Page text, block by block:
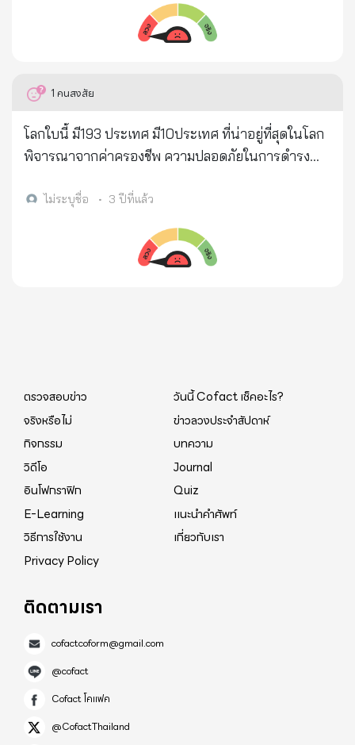
หวัดใหญ่ในเดือนกันยายน 2019 มีอยู่ไม่น้อยที่ตายจาก
เชื้อไวรัสโควิด-19 นี้ (เกิดก่อนการระบาดที่อู่ฮั่น) - ต่อ
ควบคุมและป้องกันโรคแห่งสหรัฐอเมริกาว่า ผู้ป่วยราย
แรกของอเมริกาเกิดขึ้นตอนไหน? ชื่ออะไร? อยู่โรง
พยาบาลอะไร? และเป็นไปได้อย่างมากที่ทหารอเมริกา
ที่มาแข่งกีฬาทหาร นำเชื้อมาแพร่ที่เมืองอู่ฮั่น ในจีน
>>>>สหรัฐอเมริกาต้องโปร่งใส ต้องเปิดเผยข้อมูลนี้ให้
โลกได้รู้ความจริง **ด้วยความพยายามอย่างสุดความ
สามารถของคณะผู้สื่อข่าวคณะหนึ่งแห่งรัฐเวอร์จิเนีย ใน
ที่สุดก็ได้ตามหาผู้ป่วยรายแรกจนพบ นั่นก็คือ ทหาร
ที่ยืนยันว่าผู้ติดเชื้อในจำนวนนี้มีอยู่คนหนึ่งเป็นผู้ป่วยที่
ฐานเกี่ยวกับเชื้อไวรัสโควิด-19 มีต้นกำเนิดมาจาก
สหรัฐอเมริกาอย่างแน่นอน มีห่วงโซ่เชื่อมร้อยอย่างครบ
ถ้วน ทหารพิเศษ 5 คนที่อเมริกาส่งเครื่องบินมารับกลับ
ไปภายหลังการแพร่ระบาดของไวรัสและห้องแลป ที่ถูก
ปิดตาย ก็สามารถนำมาปะติดปะต่อกันได้แล้ว หากว่า
วิด-19 ว่า เป็น "ไวรัสนอร์ธคาโรไลนา" (Virus North
ทั้งหมดต่างชี้ไปที่อเมริกา เจ้าหน้าที่ชั้นสูงของ
สหรัฐอเมริกายอมรับอย่างเปิดเผยว่า เชื้อโควิด-19 ไม่จัด
อยู่ในชั้นของโรคระบาดเท่านั้น แต่จัดอยู่ในชั้นของอาวุธ
ชีวภาพ กรืออาวุธเชื้อโรค เหมือนไวรัสโรคไข้หวัดเสปน
ประมาณ 1 ช.ม. 21 นาที (เวลา) (ขวา) (astonished) ถ้า
มันเป็นจริงอย่างที่นายไพศาลพูด…แล้วท่านจะคิด
(ขวา) นายไพศาล พืชมงคล อภิปรายได้สุดยอด(ok) ได้
https://youtu.be/nOfEIJZtdTk (ซ้าย)(ซ้าย) (เข็ม)
(เข็ม) (เข็ม) (เข็ม) (เข็ม) (เข็ม) (เข็ม)
1 คนสงสัย
โลกใบนี้ มี193 ประเทศ มี10ประเทศ ที่น่าอยู่ที่สุดในโลก
พิจารณาจากค่าครองชีพ ความปลอดภัยในการดำรง
ขนบธรรมเนียมประเพณีต่างๆ เฟ้นหา 10 ประเทศ ที่น่า
10.เดนมาร์ก 9. แคนาดา 8. ฟินแลนด์ 7. ญี่ปุ่น 6.
เนเธอร์แลนด์ 5. ออสเตรเลีย 4. สิงคโปร์ 3. โปรตุเกส 2.
ไม่ระบุชื่อ • 3 ปีที่แล้ว
ตรวจสอบข่าว
วันนี้ Cofact เช็คอะไร?
จริงหรือไม่
ข่าวลวงประจำสัปดาห์
กิจกรรม
บทความ
วิดีโอ
Journal
อินโฟกราฟิก
Quiz
E-Learning
แนะนำคำศัพท์
วิธีการใช้งาน
เกี่ยวกับเรา
Privacy Policy
ติดตามเรา
cofactcoform@gmail.com
@cofact
Cofact โคแฟค
@CofactThailand